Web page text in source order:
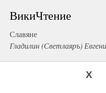
ВикиЧтение
Славяне
Гладилин (Светлаяръ)
Х